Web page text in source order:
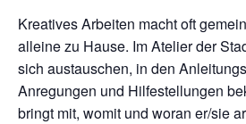
Kreatives Arbeiten macht oft
alleine zu Hause. Im Atelier der
sich austauschen, in den
Anregungen und Hilfestellungen
bringt mit, womit und woran er/sie